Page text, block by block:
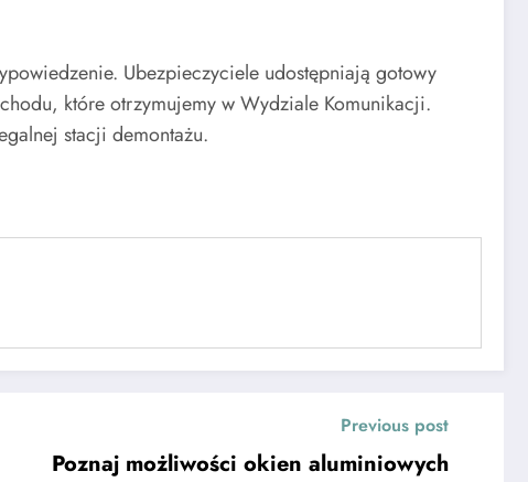
Ubezpieczyciele udostępniają gotowy
które otrzymujemy w Wydziale Komunikacji.
stacji demontażu.
Previous post
Poznaj możliwości okien aluminiowych